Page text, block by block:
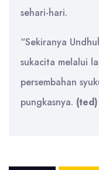
sehari-hari.
“Sekiranya
sukacita melalui
persembahan
pungkasnya. (ted)